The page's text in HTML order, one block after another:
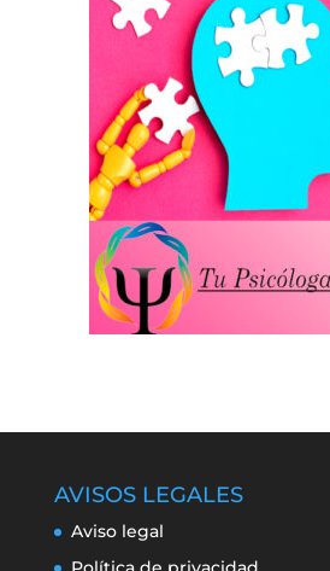
AVISOS LEGALES
Aviso legal